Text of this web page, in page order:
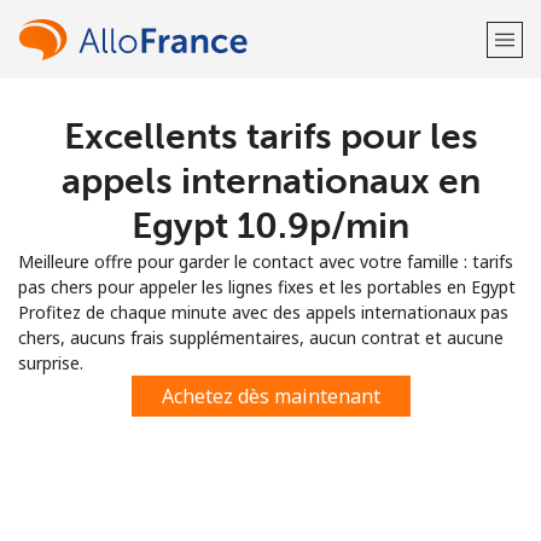
Bienvenue!
Vous avez déjà un compte?
S'enregistrer avec
ou
Excellents tarifs pour les
appels internationaux en
Egypt ⁦10.9p⁩/min
Meilleure offre pour garder le contact avec votre famille : tarifs
pas chers pour appeler les lignes fixes et les portables en Egypt
Profitez de chaque minute avec des appels internationaux pas
chers, aucuns frais supplémentaires, aucun contrat et aucune
surprise.
Achetez dès maintenant